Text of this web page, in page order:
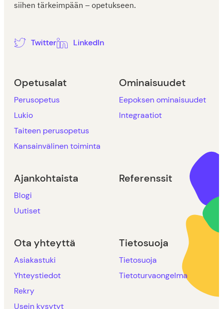
siihen tärkeimpään – opetukseen.
Twitter LinkedIn
Opetusalat
Perusopetus
Lukio
Taiteen perusopetus
Kansainvälinen toiminta
Ominaisuudet
Eepoksen ominaisuudet
Integraatiot
Ajankohtaista
Blogi
Uutiset
Referenssit
Ota yhteyttä
Asiakastuki
Yhteystiedot
Rekry
Usein kysytyt
Tietosuoja
Tietosuoja
Tietoturvaongelma